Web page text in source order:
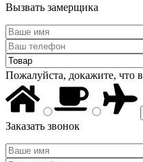
Вызвать замерщика
Пожалуйста, докажите, что
Заказать звонок